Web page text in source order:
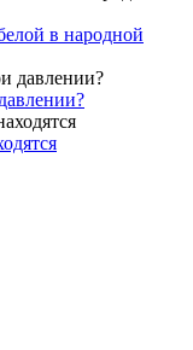
в народной